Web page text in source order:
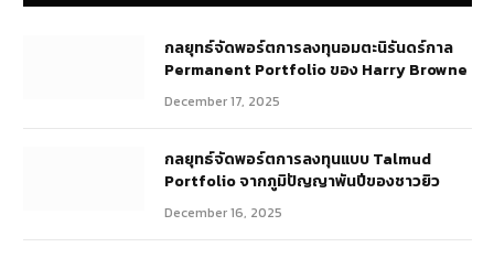
กลยุทธ์​จัดพอร์ตการลงทุนอมตะนิรันดร์กาล
Permanent Portfolio ของ Harry Browne
December 17, 2025
กลยุทธ์จัดพอร์ตการลงทุนแบบ Talmud
Portfolio จากภูมิปัญญาพันปีของชาวยิว
December 16, 2025